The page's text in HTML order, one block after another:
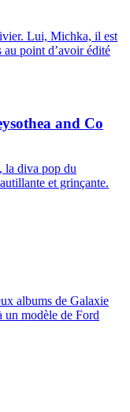
Lui, Michka, il est
au point d’avoir édité
and Co
la diva pop du
et grinçante.
albums de Galaxie
un modèle de Ford